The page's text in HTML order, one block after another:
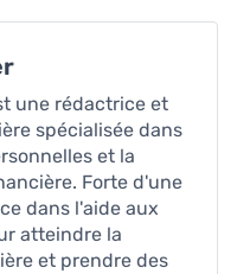
une rédactrice et
spécialisée dans
et la
Forte d'une
dans l'aide aux
atteindre la
et prendre des